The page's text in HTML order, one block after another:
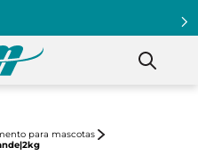
para mascotas